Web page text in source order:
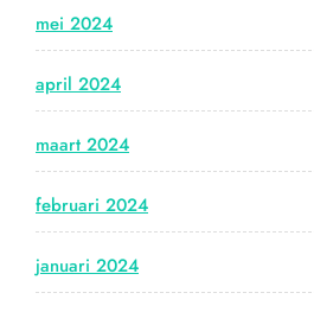
mei 2024
april 2024
maart 2024
februari 2024
januari 2024